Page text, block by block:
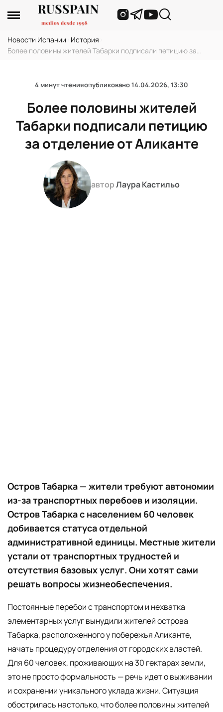
Новости Испании История
Более половины жителей Табарки подписали петицию за
4 минут чтенияопубликовано14.04.2026, 13:30
Более половины жителей
Табарки подписали петицию
за отделение от Аликанте
авторЛаура Кастильо
Остров Табарка — жители требуют автономии
из-за транспортных перебоев и изоляции.
Остров Табарка с населением 60 человек
добивается статуса отдельной
административной единицы. Местные жители
устали от транспортных трудностей и
отсутствия базовых услуг. Они хотят сами
решать вопросы жизнеобеспечения.
Постоянные перебои с транспортом и нехватка
элементарных услуг вынудили жителей острова
Табарка, расположенного у побережья Аликанте,
начать процедуру отделения от городских властей.
Для 60 человек, проживающих на 30 гектарах земли,
это не просто формальность — речь идет о выживании
и сохранении уникального уклада жизни. Ситуация
обострилась настолько, что более половины жителей